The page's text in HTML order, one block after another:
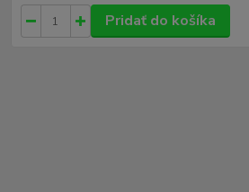
Pridať do košíka